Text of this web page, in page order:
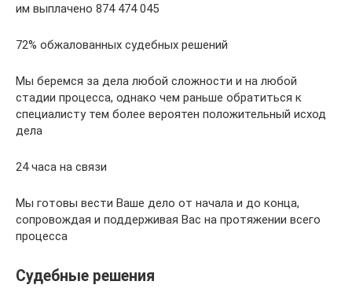
им выплачено 874 474 045
72% обжалованных судебных решений
Мы беремся за дела любой сложности и на любой
стадии процесса, однако чем раньше обратиться к
специалисту тем более вероятен положительный исход
дела
24 часа на связи
Мы готовы вести Ваше дело от начала и до конца,
сопровождая и поддерживая Вас на протяжении всего
процесса
Судебные решения